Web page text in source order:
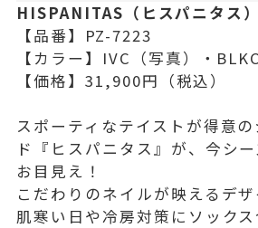
HISPANITAS（ヒスパニタ
【品番】PZ-7223
【カラー】IVC（写真）・BLKC
【価格】31,900円（税込）
スポーティなテイストが得意
ド『ヒスパニタス』が、今シ
お目見え！
こだわりのネイルが映えるデザ
肌寒い日や冷房対策にソック